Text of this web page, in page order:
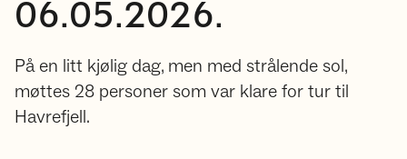
06.05.2026.
På en litt kjølig dag, men med strålende sol,
møttes 28 personer som var klare for tur til
Havrefjell.